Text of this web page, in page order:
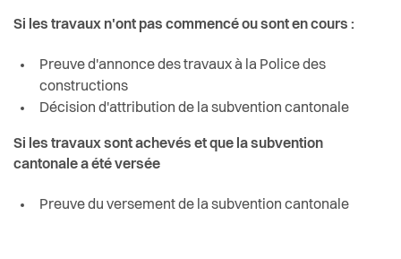
Si les travaux n'ont pas commencé ou sont en cours :
Preuve d'annonce des travaux à la Police des
constructions
Décision d'attribution de la subvention cantonale
Si les travaux sont achevés et que la subvention
cantonale a été versée
Preuve du versement de la subvention cantonale